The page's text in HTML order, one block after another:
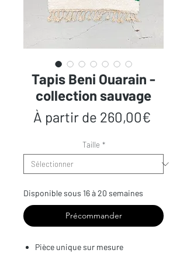
Tapis Beni Ouarain -
collection sauvage
À partir de 260,00€
Taille *
Disponible sous 16 à 20 semaines
Précommander
Pièce unique sur mesure